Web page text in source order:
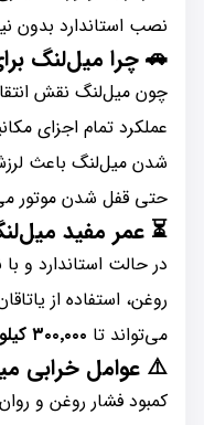
نصب استاندارد بدون
🚗چرا میل‌لنگ
چون میل‌لنگ نقش
عملکرد تمام اجزای
شدن میل‌لنگ باعث
حتی قفل شدن موتور
⏳ عمر مفید
در حالت استاندارد و
روغن، استفاده از
می‌تواند تا ۳۰۰٬۰۰۰ کیلومتر یا بیشتر
⚠️ عوامل خرابی
کمبود فشار روغن و